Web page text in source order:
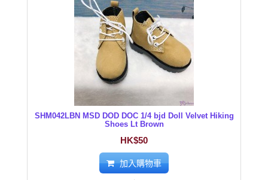
SHM042LBN MSD DOD DOC 1/4 bjd Doll Velvet Hiking
Shoes Lt Brown
HK$50
加入購物車